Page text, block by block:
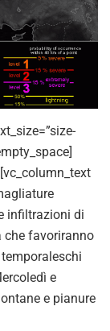
infiltrazioni di
che favoriranno
e
e pianure